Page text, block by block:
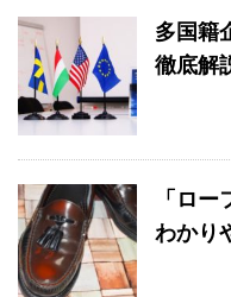
多国籍
徹底解
「ロ
わかり